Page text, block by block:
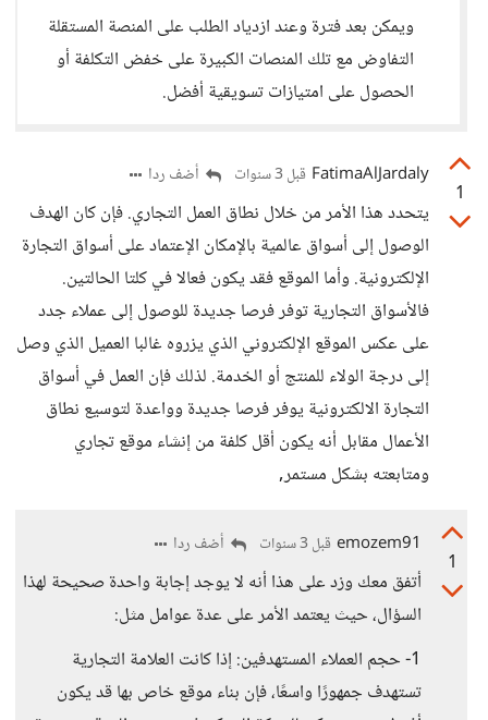
ويمكن بعد فترة وعند ازدياد الطلب على المنصة المستقلة
التفاوض مع تلك المنصات الكبيرة على خفض التكلفة أو
الحصول على امتيازات تسويقية أفضل.
1
FatimaAlJardaly قبل 3 سنوات أضف ردا
يتحدد هذا الأمر من خلال نطاق العمل التجاري. فإن كان الهدف
الوصول إلى أسواق عالمية بالإمكان الإعتماد على أسواق التجارة
الإلكترونية. وأما الموقع فقد يكون فعالا في كلتا الحالتين.
فالأسواق التجارية توفر فرصا جديدة للوصول إلى عملاء جدد
على عكس الموقع الإلكتروني الذي يزروه غالبا العميل الذي وصل
إلى درجة الولاء للمنتج أو الخدمة. لذلك فإن العمل في أسواق
التجارة الالكترونية يوفر فرصا جديدة وواعدة لتوسيع نطاق
الأعمال مقابل أنه يكون أقل كلفة من إنشاء موقع تجاري
ومتابعته بشكل مستمر,
1
emozem91 قبل 3 سنوات أضف ردا
أتفق معك وزد على هذا أنه لا يوجد إجابة واحدة صحيحة لهذا
السؤال، حيث يعتمد الأمر على عدة عوامل مثل:
1- حجم العملاء المستهدفين: إذا كانت العلامة التجارية
تستهدف جمهورًا واسعًا، فإن بناء موقع خاص بها قد يكون